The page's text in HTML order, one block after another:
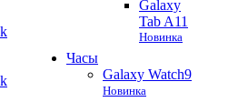
Galaxy
Tab A11
Новинка
Часы
Galaxy Watch9
Новинка